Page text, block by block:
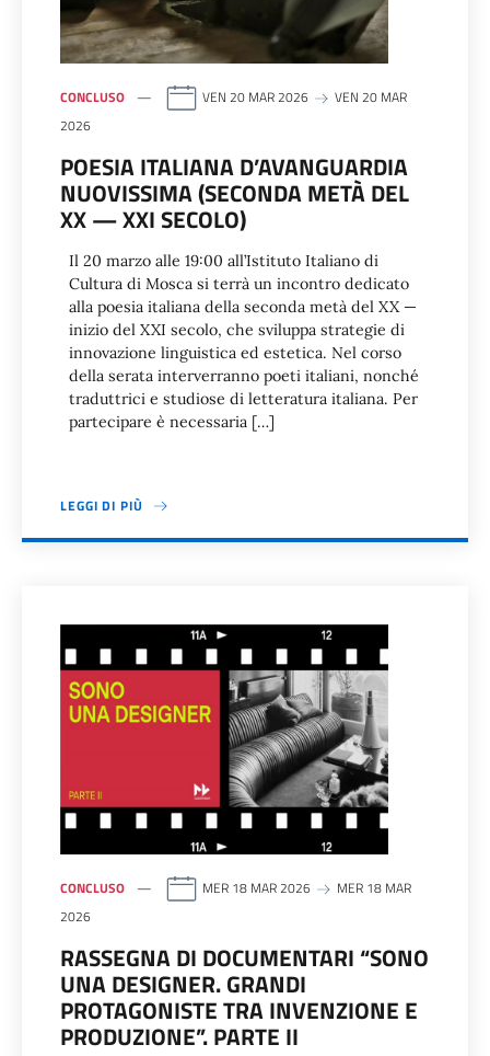
CONCLUSO VEN 20 MAR 2026
VEN 20 MAR
2026
POESIA ITALIANA D’AVANGUARDIA
NUOVISSIMA (SECONDA METÀ DEL
XX — XXI SECOLO)
Il 20 marzo alle 19:00 all’Istituto Italiano di
Cultura di Mosca si terrà un incontro dedicato
alla poesia italiana della seconda metà del XX —
inizio del XXI secolo, che sviluppa strategie di
innovazione linguistica ed estetica. Nel corso
della serata interverranno poeti italiani, nonché
traduttrici e studiose di letteratura italiana. Per
partecipare è necessaria […]
LEGGI DI PIÙ
CONCLUSO MER 18 MAR 2026
MER 18 MAR
2026
RASSEGNA DI DOCUMENTARI “SONO
UNA DESIGNER. GRANDI
PROTAGONISTE TRA INVENZIONE E
PRODUZIONE”. PARTE II